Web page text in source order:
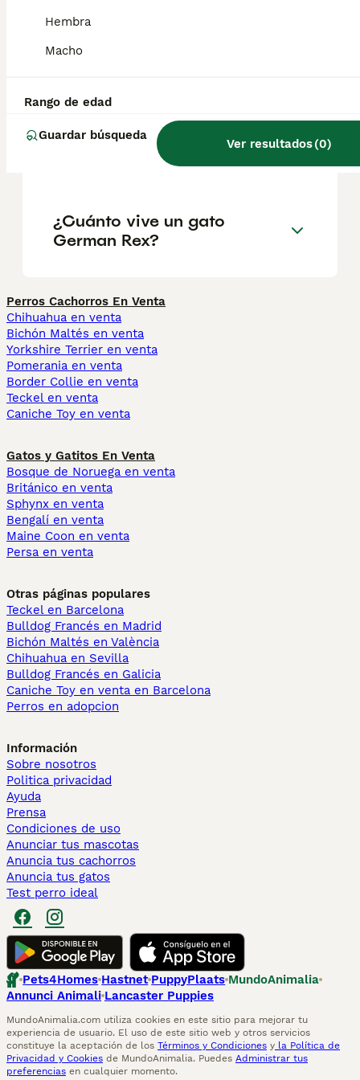
Hembra
Macho
Rango de edad
Guardar búsqueda
Ver resultados(0)
¿Cuánto cuesta un gato
¿Es el German Rex una
buena mascota?
¿Cuánto vive un gato
German Rex?
Perros Cachorros En Venta
Chihuahua en venta
Bichón Maltés en venta
Yorkshire Terrier en venta
Pomerania en venta
Border Collie en venta
Teckel en venta
Caniche Toy en venta
Gatos y Gatitos En Venta
Bosque de Noruega en venta
Británico en venta
Sphynx en venta
Bengalí en venta
Maine Coon en venta
Persa en venta
Otras páginas populares
Teckel en Barcelona
Bulldog Francés en Madrid
Bichón Maltés en València
Chihuahua en Sevilla
Bulldog Francés en Galicia
Caniche Toy en venta en Barcelona
Perros en adopcion
Información
Sobre nosotros
Politica privacidad
Ayuda
Prensa
Condiciones de uso
Anunciar tus mascotas
Anuncia tus cachorros
Anuncia tus gatos
Test perro ideal
Pets4Homes Hastnet PuppyPlaats MundoAnimalia
Annunci Animali Lancaster Puppies
MundoAnimalia.com utiliza cookies en este sitio para mejorar tu
experiencia de usuario. El uso de este sitio web y otros servicios
constituye la aceptación de los Términos y Condiciones y la Política de
Privacidad y Cookies de MundoAnimalia. Puedes Administrar tus
preferencias en cualquier momento.